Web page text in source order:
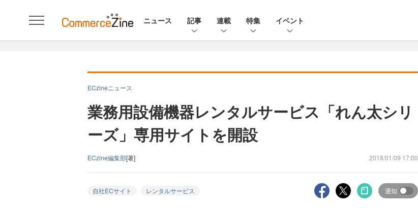
ニュース 記事 連載 特集 イベント
ECzineニュース
業務用設備機器レンタルサービス「れん太シリ
ーズ」専用サイトを開設
ECzine編集部[著] 2018/01/09 17:00
自社ECサイト レンタルサービス 通知